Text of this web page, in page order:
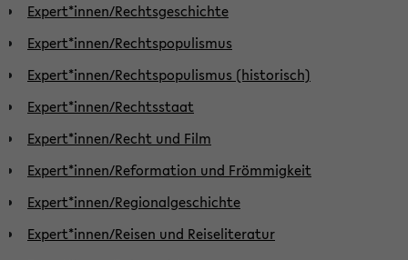
Expert*innen/Rechtsgeschichte
Expert*innen/Rechtspopulismus
Expert*innen/Rechtspopulismus (historisch)
Expert*innen/Rechtsstaat
Expert*innen/Recht und Film
Expert*innen/Reformation und Frömmigkeit
Expert*innen/Regionalgeschichte
Expert*innen/Reisen und Reiseliteratur